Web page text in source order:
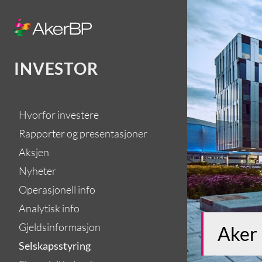
to
content
INVESTOR
Hvorfor investere
Rapporter og presentasjoner
Aksjen
Nyheter
Operasjonell info
Analytisk info
Gjeldsinformasjon
Selskapsstyring
Aker